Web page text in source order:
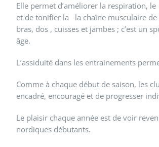
Elle permet d’améliorer la respiration,
et de tonifier la la chaîne musculaire de
bras, dos , cuisses et jambes ; c’est un
âge.
L’assiduité dans les entrainements
Comme à chaque début de saison, les
encadré, encouragé et de progresser
Le plaisir chaque année est de voir
nordiques débutants.